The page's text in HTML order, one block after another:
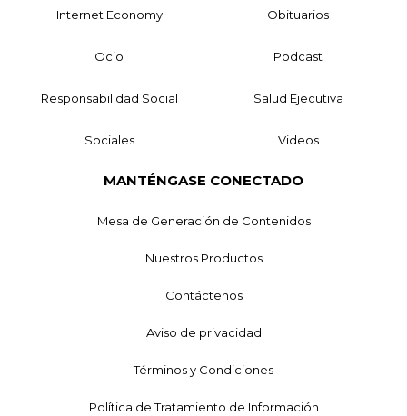
Internet Economy Obituarios
Ocio Podcast
Responsabilidad Social Salud Ejecutiva
Sociales Videos
MANTÉNGASE CONECTADO
Mesa de Generación de Contenidos
Nuestros Productos
Contáctenos
Aviso de privacidad
Términos y Condiciones
Política de Tratamiento de Información